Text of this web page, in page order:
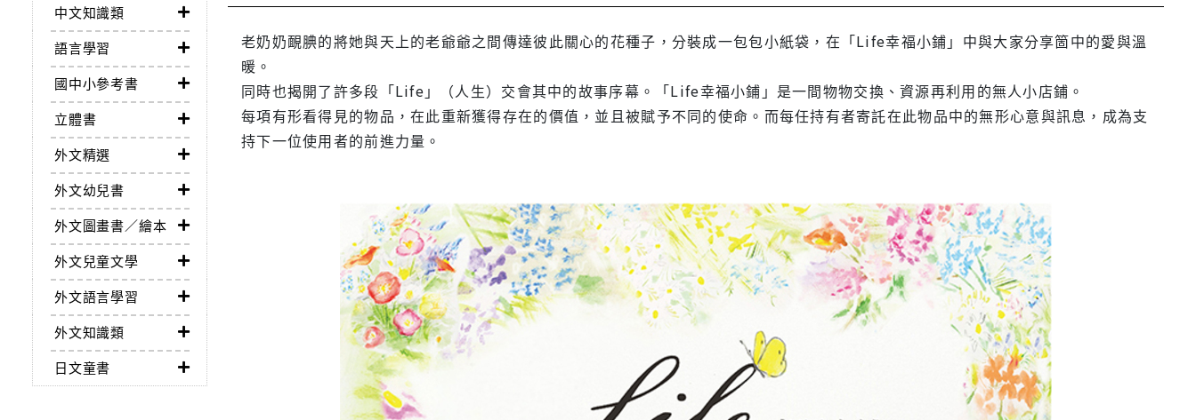
中文知識類
語言學習
國中小參考書
立體書
外文精選
外文幼兒書
外文圖畫書／繪本
外文兒童文學
外文語言學習
外文知識類
日文童書
老奶奶靦腆的將她與天上的老爺爺之間傳達彼此關心的花種子，分裝成一包包小紙袋，在「Life幸福小鋪」中與大家分享箇中的愛與溫
暖。
同時也揭開了許多段「Life」（人生）交會其中的故事序幕。「Life幸福小鋪」是一間物物交換、資源再利用的無人小店鋪。
每項有形看得見的物品，在此重新獲得存在的價值，並且被賦予不同的使命。而每任持有者寄託在此物品中的無形心意與訊息，成為支
持下一位使用者的前進力量。